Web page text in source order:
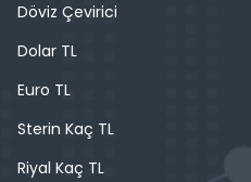
Döviz Çevirici
Dolar TL
Euro TL
Sterin Kaç TL
Riyal Kaç TL